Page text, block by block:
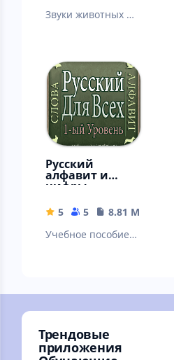
Звуки животных и
и художником для
обучения
Русский
алфавит и
цифры
5 5
8.81 MB
Учебное пособие
словарь
Трендовые
приложения